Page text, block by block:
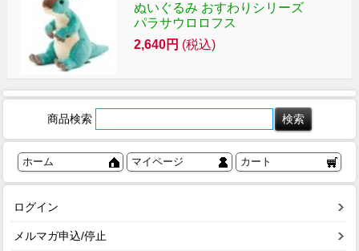
ぬいぐるみ おすわりシリーズ
パラサウロロフス
2,640円 (税込)
商品検索
ホーム マイページ カート
ログイン
メルマガ申込/停止